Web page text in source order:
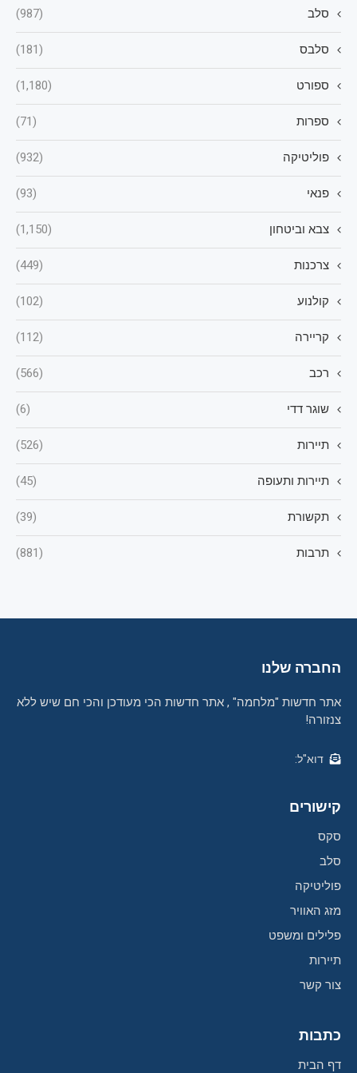
סלב (987)
סלבס (181)
ספורט (1,180)
ספרות (71)
פוליטיקה (932)
פנאי (93)
צבא וביטחון (1,150)
צרכנות (449)
קולנוע (102)
קריירה (112)
רכב (566)
שוגר דדי (6)
תיירות (526)
תיירות ותעופה (45)
תקשורת (39)
תרבות (881)
החברה שלנו
אתר חדשות "מלחמה" , אתר חדשות הכי מעודכן והכי חם שיש ללא
צנזורה!
דוא"ל:
קישורים
סקס
סלב
פוליטיקה
מזג האוויר
פלילים ומשפט
תיירות
צור קשר
כתבות
דף הבית